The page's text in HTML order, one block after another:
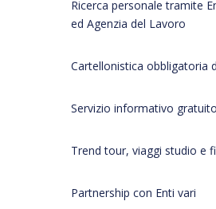
Ricerca personale tramite
ed Agenzia del Lavoro
Cartellonistica obbligatoria
Servizio informativo
Trend tour, viaggi studio e
Partnership con Enti vari